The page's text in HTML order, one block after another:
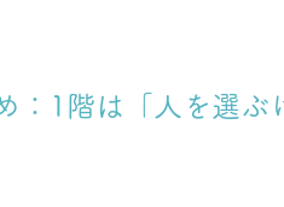
：1階は「人を選ぶ